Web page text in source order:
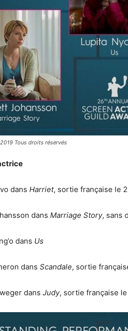
Tous droits réservés
dans Harriet, sortie française le
dans Marriage Story, sans
dans Us
dans Scandale, sortie
dans Judy, sortie française